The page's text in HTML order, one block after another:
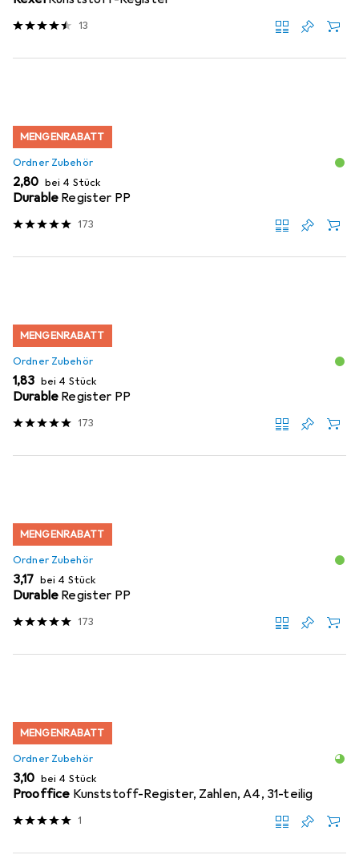
13
MENGENRABATT
Ordner Zubehör
EUR
2,80 bei 4 Stück
Durable Register PP
173
MENGENRABATT
Ordner Zubehör
EUR
1,83 bei 4 Stück
Durable Register PP
173
MENGENRABATT
Ordner Zubehör
EUR
3,17 bei 4 Stück
Durable Register PP
173
MENGENRABATT
Ordner Zubehör
EUR
3,10 bei 4 Stück
Prooffice Kunststoff-Register, Zahlen, A4, 31-teilig
1